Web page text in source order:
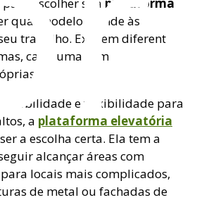
qual modelo atende às
trabalho. Existem diferentes
cada uma com
mobilidade e flexibilidade para
a plataforma elevatória
a escolha certa. Ela tem a
alcançar áreas com
locais mais complicados,
de metal ou fachadas de